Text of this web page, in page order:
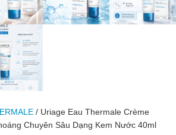
/ Uriage Eau Thermale Crème
Chuyên Sâu Dạng Kem Nước 40ml